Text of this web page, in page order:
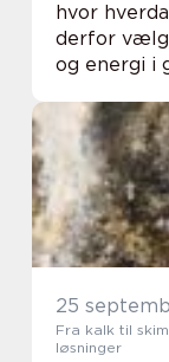
hvor
derfor
og energi i
blomster
25
Fra kalk til
løsninger